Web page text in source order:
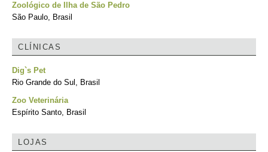
Zoológico de Ilha de São Pedro
São Paulo, Brasil
CLÍNICAS
Dig`s Pet
Rio Grande do Sul, Brasil
Zoo Veterinária
Espírito Santo, Brasil
LOJAS